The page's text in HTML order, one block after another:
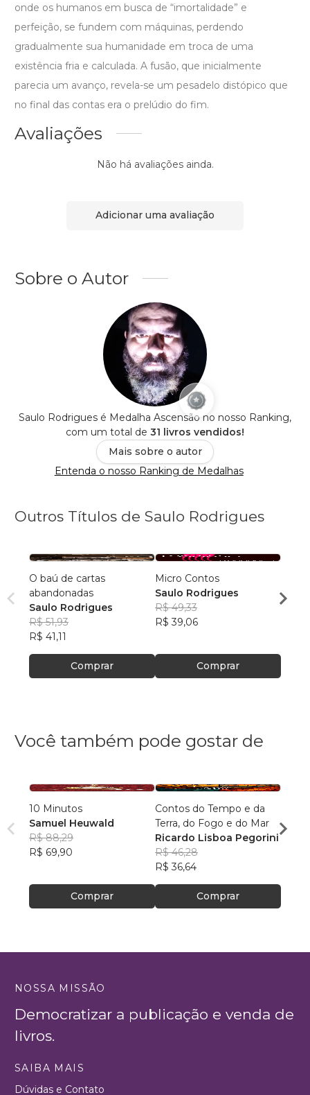
onde os humanos em busca de “imortalidade” e
perfeição, se fundem com máquinas, perdendo
gradualmente sua humanidade em troca de uma
existência fria e calculada. A fusão, que inicialmente
parecia um avanço, revela-se um pesadelo distópico que
no final das contas era o prelúdio do fim.
Avaliações
Não há avaliações ainda.
Adicionar uma avaliação
Sobre o Autor
Saulo Rodrigues é Medalha Ascensão no nosso Ranking,
com um total de 31 livros vendidos!
Mais sobre o autor
Entenda o nosso Ranking de Medalhas
Outros Títulos de Saulo Rodrigues
O baú de cartas
abandonadas
Saulo Rodrigues
R$ 51,93
R$ 41,11
Comprar
Micro Contos
Saulo Rodrigues
R$ 49,33
R$ 39,06
Comprar
R$
Você também pode gostar de
10 Minutos
Samuel Heuwald
R$ 88,29
R$ 69,90
Comprar
Contos do Tempo e da
Terra, do Fogo e do Mar
Ricardo Lisboa Pegorini
R$ 46,28
R$ 36,64
Comprar
Vitor
NOSSA MISSÃO
Democratizar a publicação e venda de
livros.
SAIBA MAIS
Dúvidas e Contato